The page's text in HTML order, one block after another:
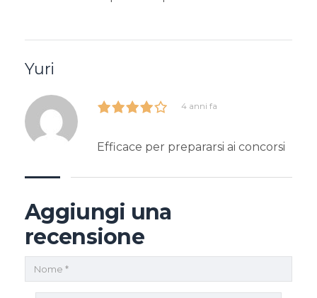
Yuri
4 anni fa
Efficace per prepararsi ai concorsi
Aggiungi una
recensione